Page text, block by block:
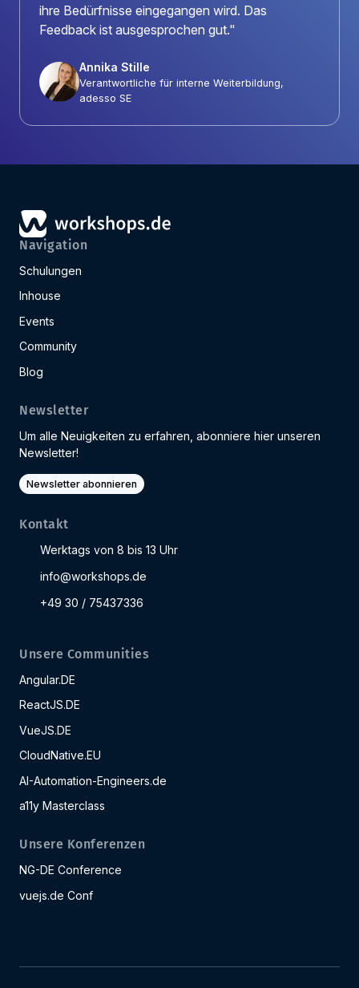
ihre Bedürfnisse eingegangen wird. Das
Feedback ist ausgesprochen gut."
Annika Stille
Verantwortliche für interne Weiterbildung,
adesso SE
Navigation
Schulungen
Inhouse
Events
Community
Blog
Newsletter
Um alle Neuigkeiten zu erfahren, abonniere hier unseren
Newsletter!
Newsletter abonnieren
Kontakt
Werktags von 8 bis 13 Uhr
info@workshops.de
+49 30 / 75437336
Unsere Communities
Angular.DE
ReactJS.DE
VueJS.DE
CloudNative.EU
AI-Automation-Engineers.de
a11y Masterclass
Unsere Konferenzen
NG-DE Conference
vuejs.de Conf